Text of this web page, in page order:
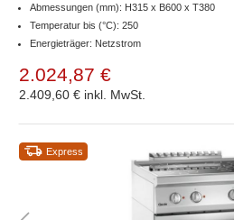
Abmessungen (mm): H315 x B600 x T380
Temperatur bis (°C): 250
Energieträger: Netzstrom
2.024,87 €
2.409,60 € inkl. MwSt.
Express